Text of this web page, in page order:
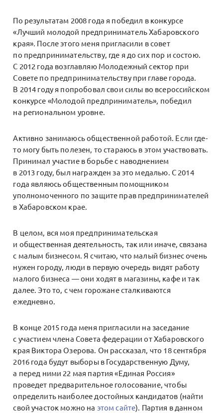
По результатам 2008 года я победил в конкурсе
«Лучший молодой предприниматель Хабаровского
края». После этого меня пригласили в совет
по предпринимательству, где я до сих пор и состою.
С 2012 года возглавляю Молодежный сектор при
Совете по предпринимательству при главе города.
В 2014 году я попробовал свои силы во всероссийском
конкурсе «Молодой предприниматель», победил
на региональном уровне.
Активно занимаюсь общественной работой. Если где-
то могу быть полезен, то стараюсь в этом участвовать.
Принимал участие в борьбе с наводнением
в 2013 году, был награжден за это медалью. С 2014
года являюсь общественным помощником
уполномоченного по защите прав предпринимателей
в Хабаровском крае.
В целом, вся моя предпринимательская
и общественная деятельность, так или иначе, связана
с малым бизнесом. Я считаю, что малый бизнес очень
нужен городу, люди в первую очередь видят работу
малого бизнеса — они ходят в магазины, кафе и так
далее. Это то, с чем горожане сталкиваются
ежедневно.
В конце 2015 года меня пригласили на заседание
с участием члена Совета федерации от Хабаровского
края Виктора Озерова. Он рассказал, что 18 сентября
2016 года будут выборы в Государственную Думу,
а перед ними 22 мая партия «Единая Россия»
проведет предварительное голосование, чтобы
определить наиболее достойных кандидатов (найти
свой участок можно на этом сайте). Партия в данном